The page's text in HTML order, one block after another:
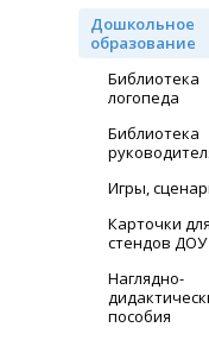
Дошкольное
образование
Библиотека
логопеда
Библиотека
Игры,
Карточки для
стендов ДОУ
Наглядно-
пособия